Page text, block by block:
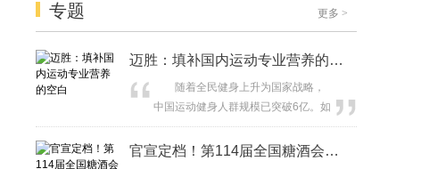
验。品牌特别邀请知名模特、演员、
化解读者，以“绽若夏花 当燃尽兴”为
融合味觉、文化与情感的灵感盛宴，...
专题 更多 >
迈胜：填补国内运动专业营养的空白
随着全民健身上升为国家战略，
中国运动健身人群规模已突破6亿。如
何在庞大的运动市场中找到新增长
点，成为众多品牌的共同课题。 官宣定档！第114届全国糖酒会将于2